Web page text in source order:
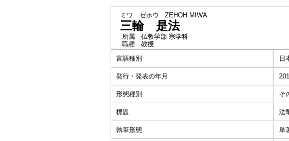
ミワ ゼホウ ZEHOH MIWA
三輪 是法
所属
仏教学部 宗学科
職種
教授
言語種別
日
発行・発表の年月
形態種別 そ
標題 法
執筆形態 単